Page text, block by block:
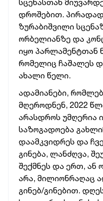
სცენასთან
დროშებით. პირადად
ზურაბიშვილი
ორბელიანზე და
იყო პარლამენტთან
რომელიც ჩაშალეს
ახალი წელი.
ადამიანები,
მღეროდნენ, 2022
არასდროს უმღერია
საზოგადოება
დაამკვიდრეს და
გინება, ლანძღვა,
შექმნეს და ერთ, ან
არა, მილიონრაღაც
გინებ/გინებით.